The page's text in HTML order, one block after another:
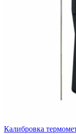
Калибровка